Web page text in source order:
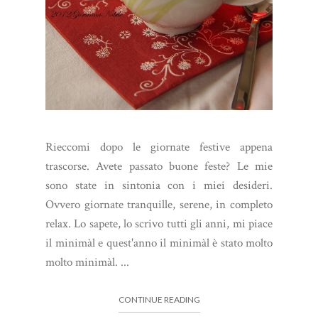
Rieccomi dopo le giornate festive appena
trascorse. Avete passato buone feste? Le mie
sono state in sintonia con i miei desideri.
Ovvero giornate tranquille, serene, in completo
relax. Lo sapete, lo scrivo tutti gli anni, mi piace
il minimàl e quest'anno il minimàl è stato molto
molto minimàl. ...
CONTINUE READING